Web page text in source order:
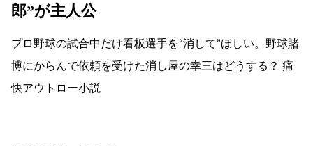
郎”が主人公
プロ野球の試合中だけ看板選手を“消して”ほしい。野球賭
博にからんで依頼を受けた消し屋の幸三はどうする？ 痛
快アウトロー小説